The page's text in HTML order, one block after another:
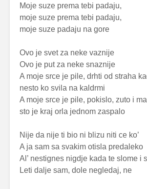
Moje suze prema tebi padaju,
moje suze prema tebi padaju,
moje suze padaju na gore
Ovo je svet za neke vaznije
Ovo je put za neke snaznije
A moje srce je pile, drhti od straha
nesto ko svila na kaldrmi
A moje srce je pile, pokislo, zuto i
sto je kraj orla jednom zaspalo
Nije da nije ti bio ni blizu niti ce ko’
A ja sam sa svakim otisla predaleko
Al’ nestignes nigdje kada te slome i
Leti dalje sam, dole negledaj, ne